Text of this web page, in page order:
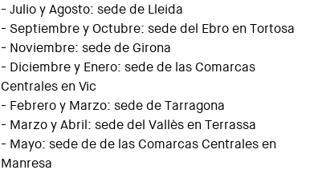
- Julio y Agosto: sede de Lleida
- Septiembre y Octubre: sede del Ebro en Tortosa
- Noviembre: sede de Girona
- Diciembre y Enero: sede de las Comarcas
Centrales en Vic
- Febrero y Marzo: sede de Tarragona
- Marzo y Abril: sede del Vallès en Terrassa
- Mayo: sede de de las Comarcas Centrales en
Manresa